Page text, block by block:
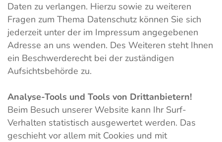
Daten zu verlangen. Hierzu sowie zu weiteren
Fragen zum Thema Datenschutz können Sie sich
jederzeit unter der im Impressum angegebenen
Adresse an uns wenden. Des Weiteren steht Ihnen
ein Beschwerderecht bei der zuständigen
Aufsichtsbehörde zu.
Analyse-Tools und Tools von Drittanbietern!
Beim Besuch unserer Website kann Ihr Surf-
Verhalten statistisch ausgewertet werden. Das
geschieht vor allem mit Cookies und mit